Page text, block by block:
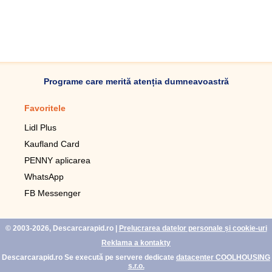
Programe care merită atenția dumneavoastră
Favoritele
Lidl Plus
Kaufland Card
PENNY aplicarea
WhatsApp
FB Messenger
© 2003-2026, Descarcarapid.ro|
Prelucrarea datelor personale și cookie-uri
Reklama a kontakty
Descarcarapid.ro Se execută pe servere dedicate datacenter COOLHOUSING
s.r.o.